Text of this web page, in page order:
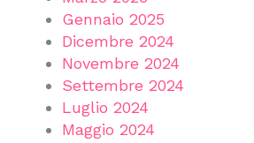
Gennaio 2025
Dicembre 2024
Novembre 2024
Settembre 2024
Luglio 2024
Maggio 2024